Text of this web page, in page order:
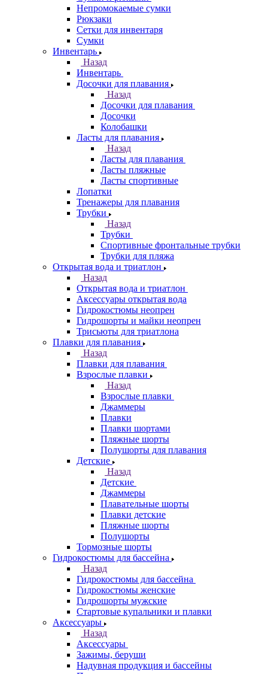
Непромокаемые сумки
Рюкзаки
Сетки для инвентаря
Сумки
Инвентарь
Назад
Инвентарь
Досочки для плавания
Назад
Досочки для плавания
Досочки
Колобашки
Ласты для плавания
Назад
Ласты для плавания
Ласты пляжные
Ласты спортивные
Лопатки
Тренажеры для плавания
Трубки
Назад
Трубки
Спортивные фронтальные трубки
Трубки для пляжа
Открытая вода и триатлон
Назад
Открытая вода и триатлон
Аксессуары открытая вода
Гидрокостюмы неопрен
Гидрошорты и майки неопрен
Трисьюты для триатлона
Плавки для плавания
Назад
Плавки для плавания
Взрослые плавки
Назад
Взрослые плавки
Джаммеры
Плавки
Плавки шортами
Пляжные шорты
Полушорты для плавания
Детские
Назад
Детские
Джаммеры
Плавательные шорты
Плавки детские
Пляжные шорты
Полушорты
Тормозные шорты
Гидрокостюмы для бассейна
Назад
Гидрокостюмы для бассейна
Гидрокостюмы женские
Гидрошорты мужские
Стартовые купальники и плавки
Аксессуары
Назад
Аксессуары
Зажимы, беруши
Надувная продукция и бассейны